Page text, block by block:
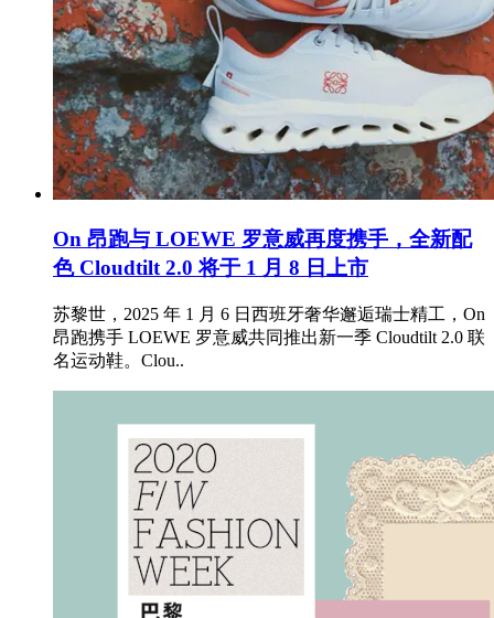
On 昂跑与 LOEWE 罗意威再度携手，全新配
色 Cloudtilt 2.0 将于 1 月 8 日上市
苏黎世，2025 年 1 月 6 日西班牙奢华邂逅瑞士精工，On
昂跑携手 LOEWE 罗意威共同推出新一季 Cloudtilt 2.0 联
名运动鞋。Clou..